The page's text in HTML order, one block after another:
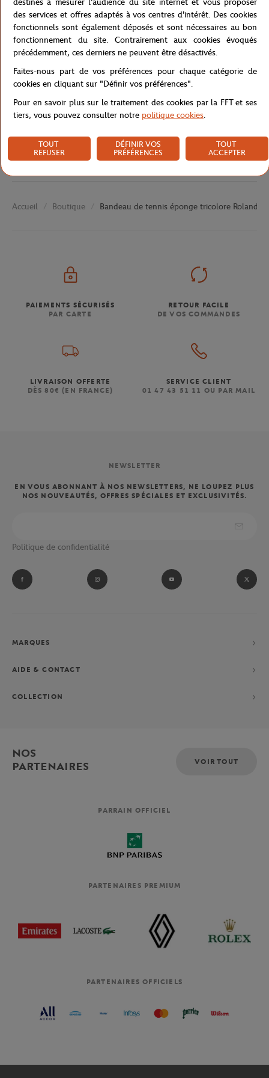
Référence :RPEU0220-MLT-TU
Caractéristiques
Livraison et retours
Accueil Boutique Bandeau de tennis éponge tricolore Roland-
PAIEMENTS SÉCURISÉS
PAR CARTE
RETOUR FACILE
DE VOS COMMANDES
LIVRAISON OFFERTE
DÈS 80€ (EN FRANCE)
SERVICE CLIENT
01 47 43 51 11 OU PAR MAIL
NEWSLETTER
EN VOUS ABONNANT À NOS NEWSLETTERS, NE LOUPEZ PLUS
NOS NOUVEAUTÉS, OFFRES SPÉCIALES ET EXCLUSIVITÉS.
Politique de confidentialité
MARQUES
AIDE & CONTACT
COLLECTION
NOS
PARTENAIRES
VOIR TOUT
PARRAIN OFFICIEL
PARTENAIRES PREMIUM
PARTENAIRES OFFICIELS
des services et offres adaptés à vos centres d'intérêt. Des cookies
fonctionnels sont également déposés et sont nécessaires au bon
fonctionnement du site. Contrairement aux cookies évoqués
précédemment, ces derniers ne peuvent être désactivés.
Faites-nous part de vos préférences pour chaque catégorie de
cookies en cliquant sur "Définir vos préférences".
Pour en savoir plus sur le traitement des cookies par la FFT et ses
tiers, vous pouvez consulter notre politique cookies.
TOUT
REFUSER
DÉFINIR VOS
PRÉFÉRENCES
TOUT
ACCEPTER